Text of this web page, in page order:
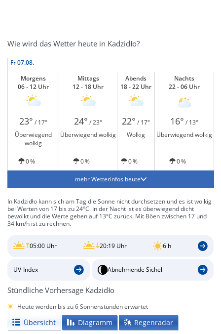
Wie wird das Wetter heute in Kadzidło?
Fr07.08.
Morgens
06 - 12 Uhr
Mittags
12 - 18 Uhr
Abends
18 - 22 Uhr
Nachts
22 - 06 Uhr
23° / 17° 24° / 23° 22° / 17° 16° / 13°
Überwiegend
wolkig
Überwiegend wolkig Wolkig Überwiegend wolkig
0 % 0 % 0 % 0 %
mehr Wetterinfos heute
In Kadzidło kann sich am Tag die Sonne nicht durchsetzen und es ist wolkig
bei Werten von 17 bis zu 24°C. In der Nacht ist es überwiegend dicht
bewölkt und die Werte gehen auf 13°C zurück. Mit Böen zwischen 17 und
34 km/h ist zu rechnen.
05:00 Uhr 20:19 Uhr 6 h
UV-Index Abnehmende Sichel
Stündliche Vorhersage Kadzidło
Heute werden bis zu 6 Sonnenstunden erwartet
Übersicht Diagramm Regenradar